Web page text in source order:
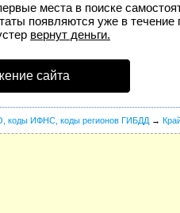
места в поиске
появляются уже в
вернут деньги.
сайта
коды ИФНС, коды регионов ГИБДД →